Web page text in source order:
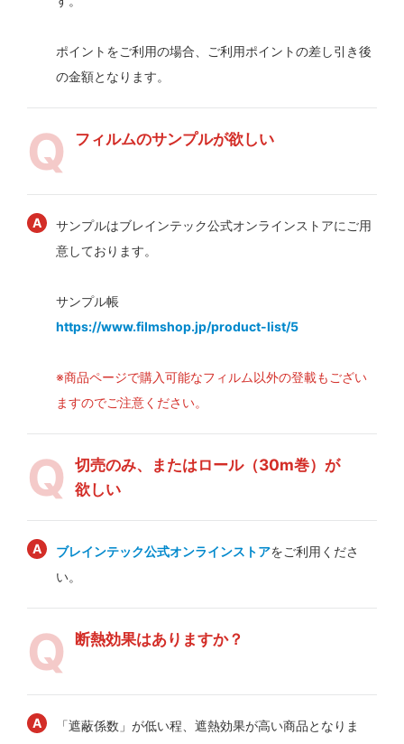
ポイントをご利用の場合、ご利用ポイントの差し引き後
の金額となります。
フィルムのサンプルが欲しい
サンプルはブレインテック公式オンラインストアにご用
意しております。
サンプル帳
https://www.filmshop.jp/product-list/5
※商品ページで購入可能なフィルム以外の登載もござい
ますのでご注意ください。
切売のみ、またはロール（30m巻）が
欲しい
ブレインテック公式オンラインストアをご利用くださ
い。
断熱効果はありますか？
「遮蔽係数」が低い程、遮熱効果が高い商品となりま